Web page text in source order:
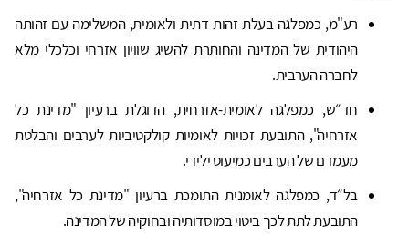
רע"מ, כמפלגה בעלת זהות דתית ולאומית, המשלימה עם זהותה
היהודית של המדינה והחותרת להשיג שוויון אזרחי וכלכלי מלא
לחברה הערבית.
חד״ש, כמפלגה לאומית-אזרחית, הדוגלת ברעיון "מדינת כל
אזרחיה", התובעת זכויות לאומיות קולקטיביות לערבים והבלטת
מעמדם של הערבים כמיעוט ילידי.
בל״ד, כמפלגה לאומנית התומכת ברעיון "מדינת כל אזרחיה",
התובעת לתת לכך ביטוי במוסדותיה ובחוקיה של המדינה.